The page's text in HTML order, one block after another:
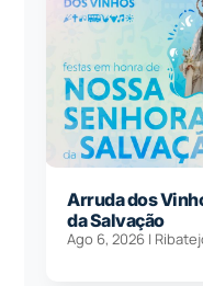
Arruda dos
da Salvação
Ago 6, 2026 |